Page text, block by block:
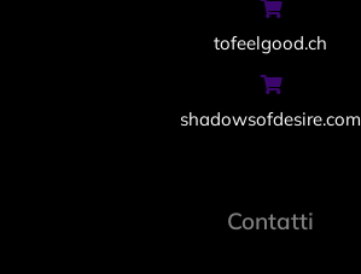
tofeelgood.ch
shadowsofdesire.com
Contatti